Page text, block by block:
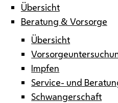
Übersicht
Beratung & Vorsorge
Übersicht
Impfen
Service- und
Schwangerschaft